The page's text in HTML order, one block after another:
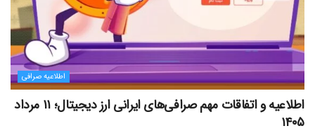
اطلاعیه صرافی
اطلاعیه و اتفاقات مهم صرافی‌های ایرانی ارز دیجیتال؛ ۱۱ مرداد
۱۴۰۵